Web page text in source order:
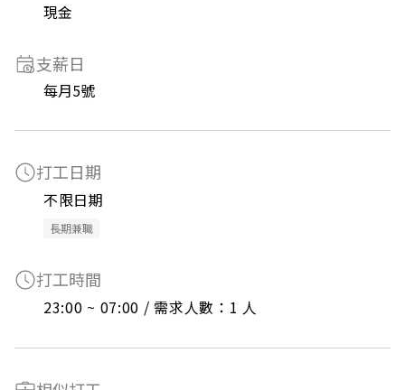
現金
支薪日
每月5號
打工日期
不限日期
長期兼職
打工時間
23:00 ~ 07:00 / 需求人數：1 人